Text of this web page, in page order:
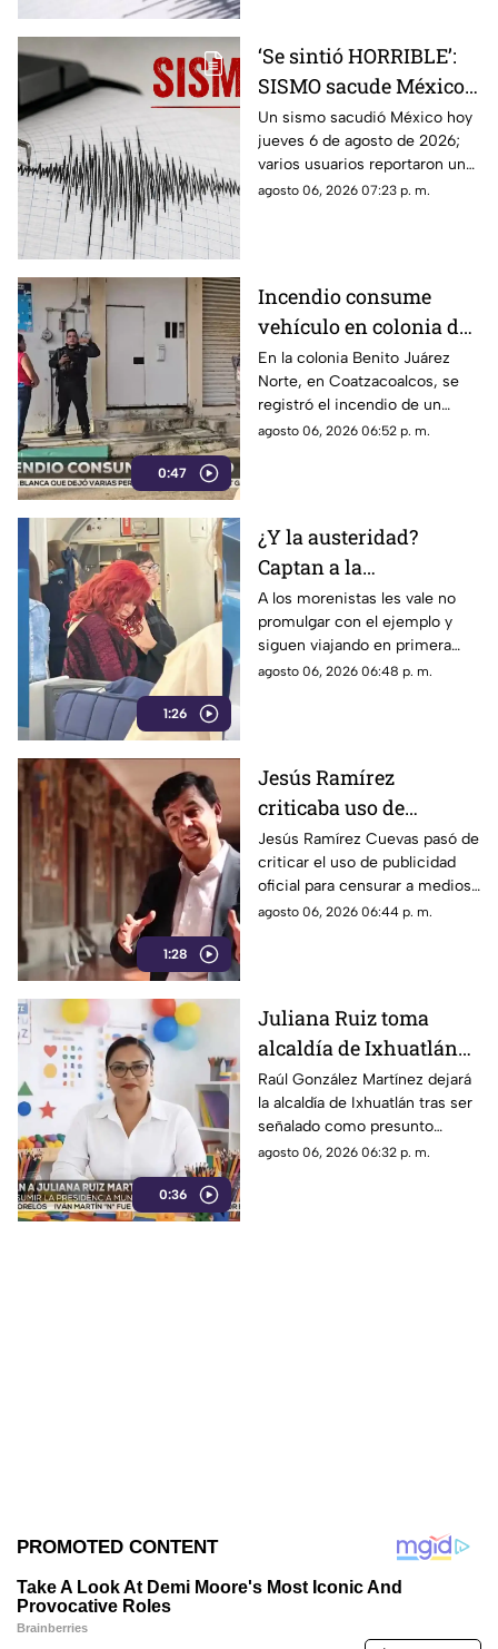
‘Se sintió HORRIBLE’:
SISMO sacude México
hoy 6 de agosto de 2026
¿Cuál fue la magnitud?
Un sismo sacudió México hoy
jueves 6 de agosto de 2026;
varios usuarios reportaron una
percepción fuerte y “horrible”.
agosto 06, 2026 07:23 p. m.
0:47
Incendio consume
vehículo en colonia de
Coatzacoalcos (+VIDEO)
En la colonia Benito Juárez
Norte, en Coatzacoalcos, se
registró el incendio de un
vehículo, lo que movilizó a
agosto 06, 2026 06:52 p. m.
1:26
¿Y la austeridad?
Captan a la
gobernadora Layda
Sansores viajando en
primera clase a Madrid
A los morenistas les vale no
promulgar con el ejemplo y
siguen viajando en primera
clase a otros países.
agosto 06, 2026 06:48 p. m.
1:28
Jesús Ramírez
criticaba uso de
publicidad oficial para
censurar a medios, hoy
es pieza clave en
estrategia de censura
Jesús Ramírez Cuevas pasó de
criticar el uso de publicidad
oficial para censurar a medios
de comunicación, a ser pieza
agosto 06, 2026 06:44 p. m.
0:36
Juliana Ruiz toma
alcaldía de Ixhuatlán
para que Raúl González
enfrente investigación
por homicidio
Raúl González Martínez dejará
la alcaldía de Ixhuatlán tras ser
señalado como presunto
culpable por el homicidio de la
agosto 06, 2026 06:32 p. m.